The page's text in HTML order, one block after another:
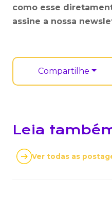
como esse
assine a nossa
Compartilhe
Leia
Ver todas as